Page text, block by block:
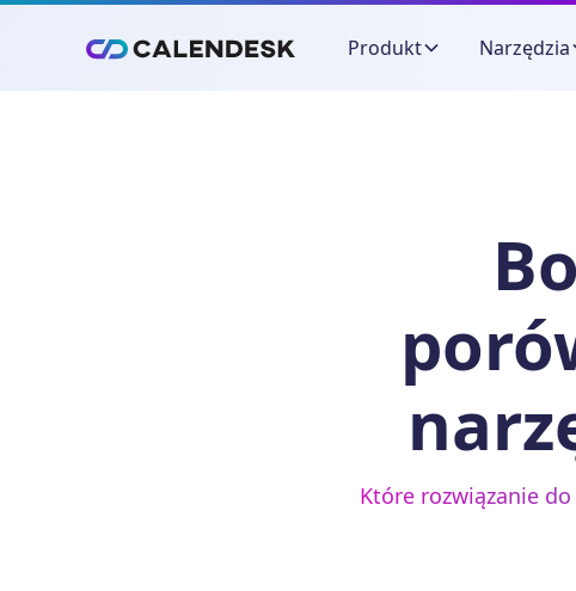
Produkt Narzędzia
Które rozwiązanie